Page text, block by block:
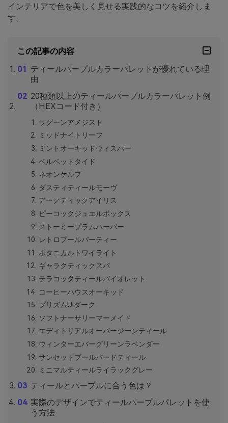
インテリアで色を美しく見せる実践的なコツを紹介しま
す。
この記事の内容
ティールパープルカラーパレットが優れている理
由
20種類以上のティールパープルカラーパレット例
（HEXコード付き）
ラグーンアメジスト
ミッドナイトリーフ
ミントオーキッドウィスパー
ベルベットタイド
ネオンケルプ
ダスティティールモーヴ
アークティックアイリス
ピーコックジュエルボックス
ストーミープラムハーバー
レトロプールパーティー
ボタニカルトワイライト
ギャラクティックスパ
テラコッタティールバイオレット
コーヒーハウスオーキッド
プリズムUIダーク
ソフトナーサリーマーメイド
エディトリアルオーバージーンティール
ウィンターエバーグリーンラベンダー
サンセットブールバードティール
ミニマルティールライラックグレー
ティールとパープルに合う色は？
実際のデザインでティールパープルパレットを使
う方法